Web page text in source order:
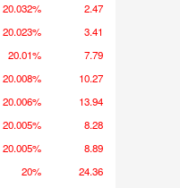
20.032%
2.47
20.023%
3.41
20.01%
7.79
20.008%
10.27
20.006%
13.94
20.005%
8.28
20.005%
8.89
20% 24.36